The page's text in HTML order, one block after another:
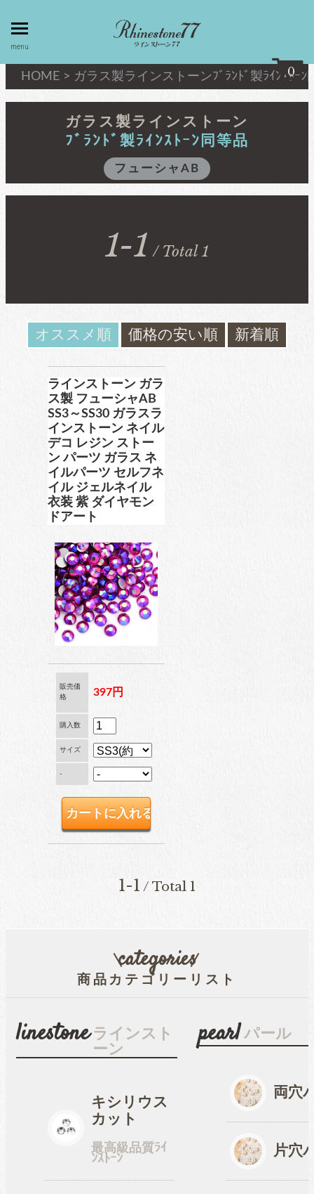
toggle
menu
menu
0
my page
マイページ
個人情報取
扱
contact
blog
ブログ
linestone
キシリウスカット
最高級品質ﾗｲﾝｽﾄｰﾝ
ガラスラインストーン
ﾌﾞﾗﾝﾄﾞ製ﾗｲﾝｽﾄｰﾝ同等品
チャトン
ﾌﾞﾗﾝﾄﾞ製ﾗｲﾝｽﾄｰﾝ同等品
アクリルラインストーン
パールラインストーン
卸専用ラインストーン
納期4週間前後
pearl
穴なしパール
コットン風アクリルパー
fave
缶バッジカバー
HOME > ガラス製ラインストーンﾌﾞﾗﾝﾄﾞ製ﾗｲﾝｽﾄｰﾝ
ガラス製ラインストーン
ﾌﾞﾗﾝﾄﾞ製ﾗｲﾝｽﾄｰﾝ同等品
フューシャAB
1-1 / Total 1
オススメ順 価格の安い順 新着順
ラインストーン ガラ
ス製 フューシャAB
SS3～SS30 ガラスラ
インストーン ネイル
デコ レジン ストー
ン パーツ ガラス ネ
イルパーツ セルフネ
イル ジェルネイル
衣装 紫 ダイヤモン
ドアート
販売価
格
397円
購入数
サイズ
-
1-1 / Total 1
categories
商品カテゴリーリスト
linestone ラインスト
ーン
キシリウス
カット
最高級品質ﾗｲ
ﾝｽﾄｰﾝ
pearl パール
両穴
片穴